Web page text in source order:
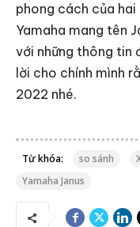
phong cách của
Yamaha mang tên
với những thông tin
lời cho chính mình
2022 nhé.
Từ khóa: so sánh
Yamaha Janus